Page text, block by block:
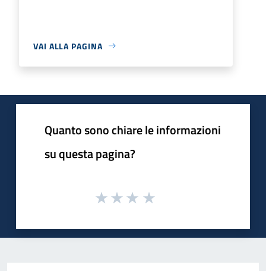
VAI ALLA PAGINA
Quanto sono chiare le informazioni
su questa pagina?